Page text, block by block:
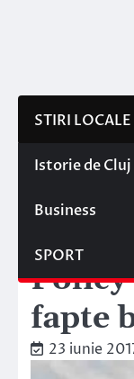
STIRI LOCALE
Istorie de Cluj
Business
SPORT
Stiri
Electric
fapte
23 iunie